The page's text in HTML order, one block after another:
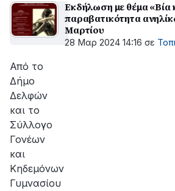
Εκδήλωση με θέμα «Βία
παραβατικότητα
Μαρτίου
28 Μαρ 2024 14:16 σε
Από το
Δήμο
Δελφών
και το
Σύλλογο
Γονέων
και
Κηδεμόνων
Γυμνασίου